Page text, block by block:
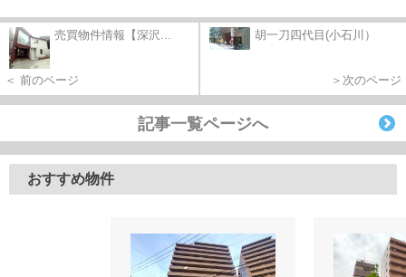
売買物件情報【深沢...
＜ 前のページ
胡一刀四代目(小石川）
＞次のページ
記事一覧ページへ
おすすめ物件